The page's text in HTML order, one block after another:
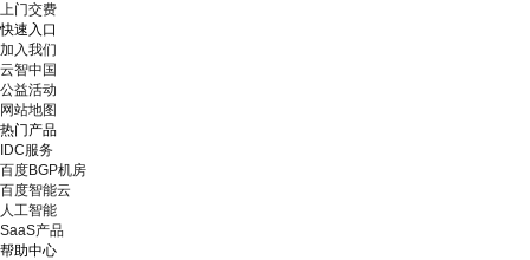
上门交费
快速入口
加入我们
云智中国
公益活动
网站地图
热门产品
IDC服务
百度BGP机房
百度智能云
人工智能
SaaS产品
帮助中心